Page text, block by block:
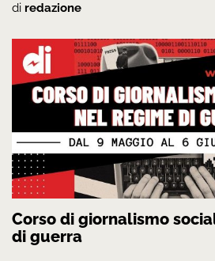
di redazione
Corso di giornalismo
di guerra